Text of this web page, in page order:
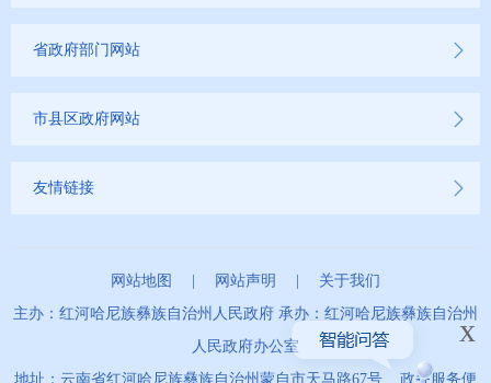
省政府部门网站
市县区政府网站
友情链接
网站地图 | 网站声明 | 关于我们
主办：红河哈尼族彝族自治州人民政府 承办：红河哈尼族彝族自治州
人民政府办公室
地址：云南省红河哈尼族彝族自治州蒙自市天马路67号 政务服务便
x